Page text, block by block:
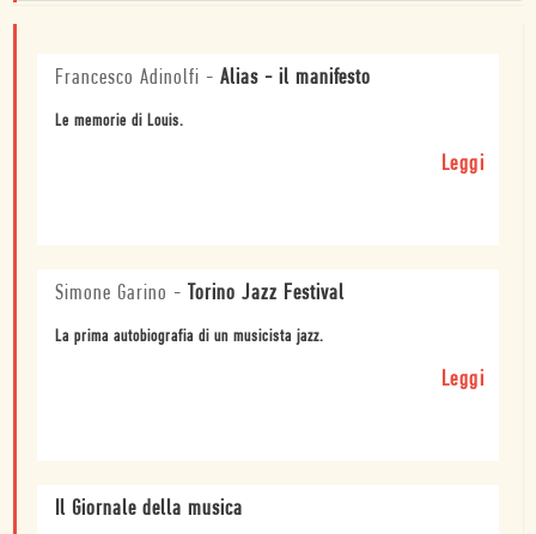
Francesco Adinolfi - Alias - il manifesto
Le memorie di Louis.
Leggi
Simone Garino - Torino Jazz Festival
La prima autobiografia di un musicista jazz.
Leggi
Il Giornale della musica